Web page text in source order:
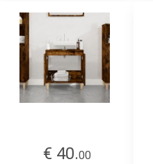
€ 40.00